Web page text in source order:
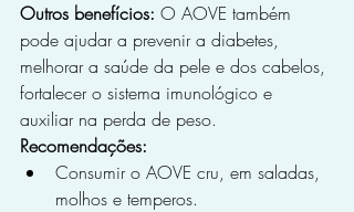
Outros benefícios: O AOVE também
pode ajudar a prevenir a diabetes,
melhorar a saúde da pele e dos cabelos,
fortalecer o sistema imunológico e
auxiliar na perda de peso.
Recomendações:
Consumir o AOVE cru, em saladas,
molhos e temperos.